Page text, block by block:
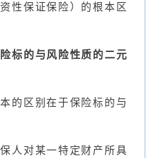
性保证保险）的根本区
标的与风险性质的二元
的区别在于保险标的与
人对某一特定财产所具